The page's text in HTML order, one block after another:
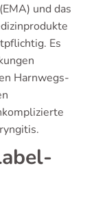
und das
Es
Harnwegs-